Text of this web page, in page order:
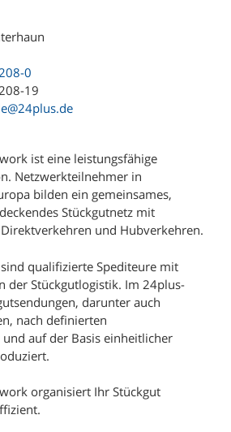
GmbH (Niederlassung
Austria GmbH
Hungary Kft.
OHG
Speditions GmbH & Co.
& Logistik GmbH
GmbH & Co.
(Niederlassung Chemnitz)
(Niederlassung Leipzig)
0
19
ist eine leistungsfähige
Netzwerkteilnehmer in
bilden ein gemeinsames,
Stückgutnetz mit
und Hubverkehren.
qualifizierte Spediteure mit
der Stückgutlogistik. Im 24plus-
darunter auch
nach definierten
auf der Basis einheitlicher
organisiert Ihr Stückgut